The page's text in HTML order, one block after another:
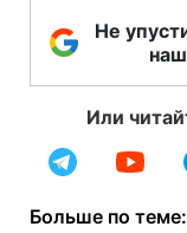
Не
Или
Больше по теме: